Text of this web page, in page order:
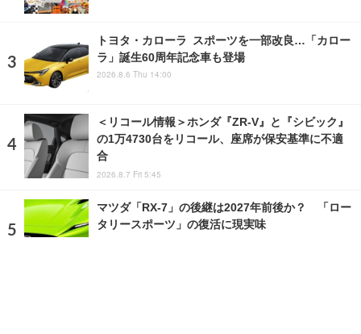
トヨタ・カローラ スポーツを一部改良…「カロー
ラ」誕生60周年記念車も登場
2026.8.6 Thu 14:00
＜リコール情報＞ホンダ『ZR-V』と『シビック』
の1万4730台をリコール、座席が保安基準に不適
合
2026.8.7 Fri 5:45
マツダ「RX-7」の後継は2027年前後か？ 「ロー
タリースポーツ」の復活に現実味